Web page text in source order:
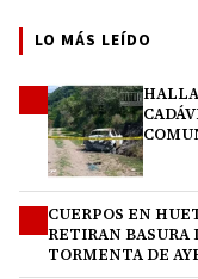
LO MÁS LEÍDO
CUERPOS EN
RETIRAN BASURA
TORMENTA DE